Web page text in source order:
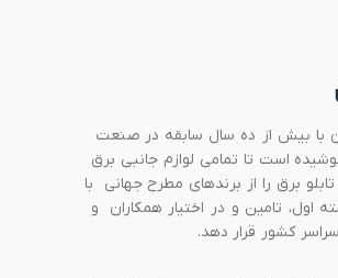
با بیش از ده سال سابقه در صنعت
است تا تمامی لوازم جانبی برق
برق را از برندهای مطرح جهانی با
اول، تامین و در اختیار همکاران و
کشور قرار دهد.